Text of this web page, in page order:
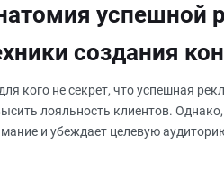
успешной
создания
кого не секрет, что успешная
лояльность клиентов.
и убеждает целевую